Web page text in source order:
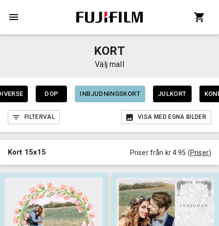
KORT
Välj mall
DOP INBJUDNINGSKORT JULKORT
FILTERVAL VISA MED EGNA BILDER
Kort 15x15 Priser från kr 4.95 (Priser)